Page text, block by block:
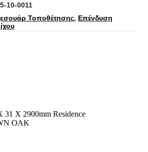
10-0011
Τοποθέτησης, Επένδυση
31 Χ 2900mm Residence
OAK